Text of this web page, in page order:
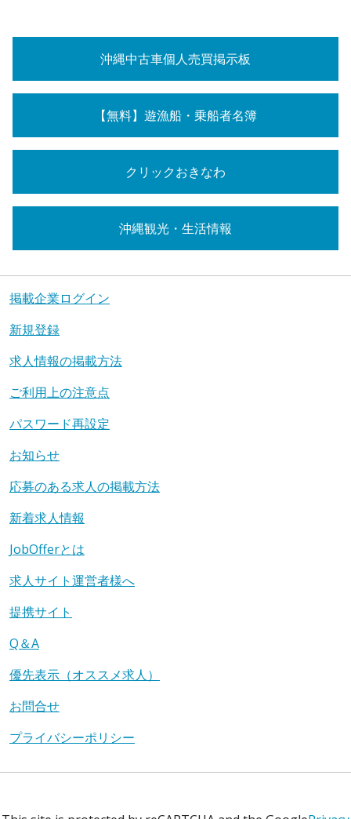
沖縄中古車個人売買掲示板
【無料】遊漁船・乗船者名簿
クリックおきなわ
沖縄観光・生活情報
掲載企業ログイン
新規登録
求人情報の掲載方法
ご利用上の注意点
パスワード再設定
お知らせ
応募のある求人の掲載方法
新着求人情報
JobOfferとは
求人サイト運営者様へ
提携サイト
Q＆A
優先表示（オススメ求人）
お問合せ
プライバシーポリシー